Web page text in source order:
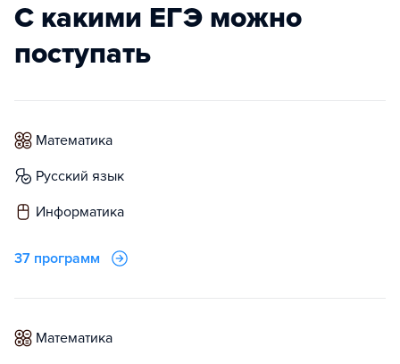
С какими ЕГЭ можно
поступать
математика
русский язык
информатика
37 программ
математика